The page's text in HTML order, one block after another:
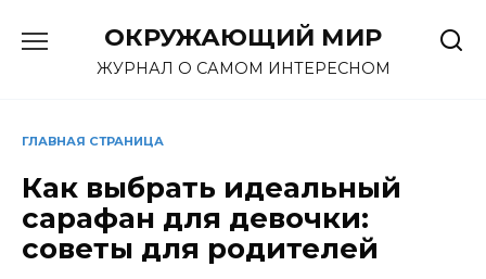
содержанию
ОКРУЖАЮЩИЙ МИР
ЖУРНАЛ О САМОМ ИНТЕРЕСНОМ
ГЛАВНАЯ СТРАНИЦА
Как выбрать идеальный
сарафан для девочки:
советы для родителей